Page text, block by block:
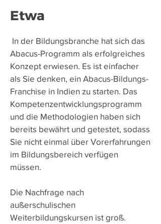
Etwa
In der Bildungsbranche hat sich das
Abacus-Programm als erfolgreiches
Konzept erwiesen. Es ist einfacher
als Sie denken, ein Abacus-Bildungs-
Franchise in Indien zu starten. Das
Kompetenzentwicklungsprogramm
und die Methodologien haben sich
bereits bewährt und getestet, sodass
Sie nicht einmal über Vorerfahrungen
im Bildungsbereich verfügen
müssen.
Die Nachfrage nach
außerschulischen
Weiterbildungskursen ist groß.